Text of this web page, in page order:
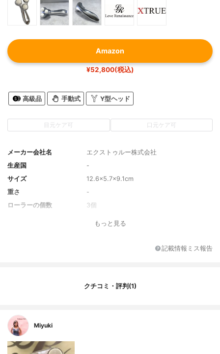
Amazon
¥52,800(税込)
高級品 手動式 Y型ヘッド
目元ケア可 口元ケア可
メーカー会社名
エクストゥルー株式会社
生産国
-
サイズ
12.6×5.7×9.1cm
重さ
-
ローラーの個数
3個
ス、フレーム部：アルミニウム
もっと見る
記載情報ミス報告
クチコミ・評判(1)
Miyuki